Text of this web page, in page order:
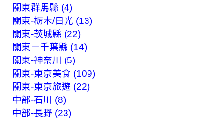
關東群馬縣 (4)
關東-栃木/日光 (13)
關東-茨城縣 (22)
關東－千葉縣 (14)
關東-神奈川 (5)
關東-東京美食 (109)
關東-東京旅遊 (22)
中部-石川 (8)
中部-長野 (23)